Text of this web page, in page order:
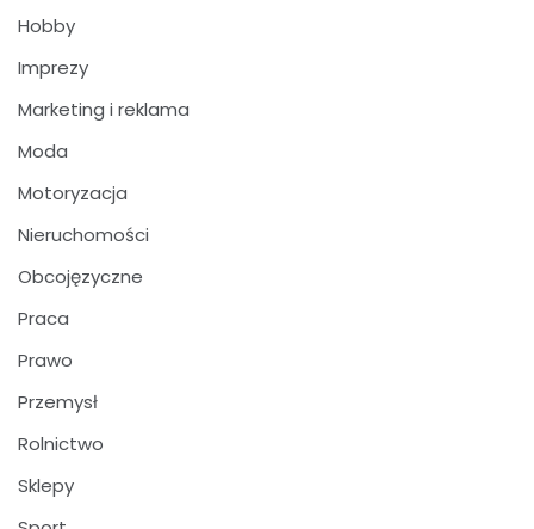
Hobby
Imprezy
Marketing i reklama
Moda
Motoryzacja
Nieruchomości
Obcojęzyczne
Praca
Prawo
Przemysł
Rolnictwo
Sklepy